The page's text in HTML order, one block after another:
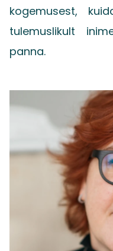
kogemusest,
tulemuslikult
panna.